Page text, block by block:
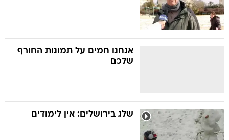
אנחנו חמים על תמונות החורף
שלכם
שלג בירושלים: אין לימודים